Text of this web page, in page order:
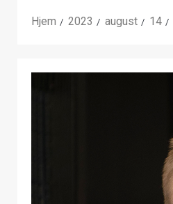
Hjem 2023 august 14